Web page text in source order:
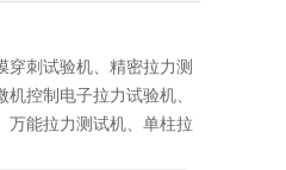
穿刺试验机、精密拉力测
控制电子拉力试验机、
万能拉力测试机、单柱拉